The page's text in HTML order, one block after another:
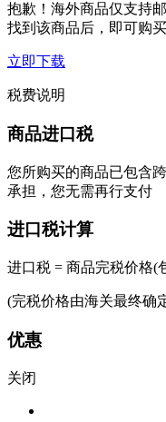
抱歉！海外商品仅支持
找到该商品后，即可购买
立即下载
税费说明
商品进口税
您所购买的商品已包含
承担，您无需再行支付
进口税计算
进口税 = 商品完税价格(
(完税价格由海关最终确
优惠
关闭